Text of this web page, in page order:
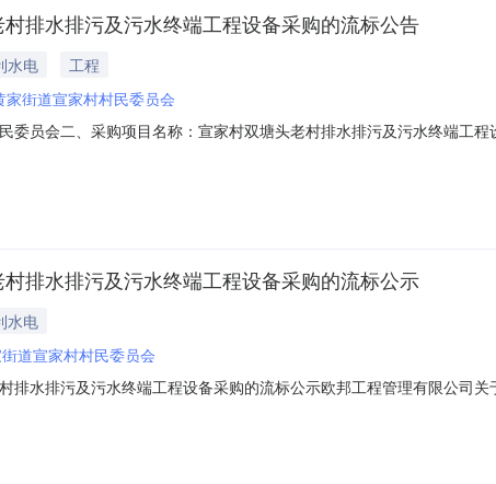
排水排污及污水终端工程设备采购的流标公告
水电
工程
家街道宣家村村民委员会
委员会二、采购项目名称：宣家村双塘头老村排水排污及污水终端
供应商认为该采购结果和采购过程等使自己的权益受到损害的，可以
排水排污及污水终端工程设备采购的流标公示
水电
道宣家村村民委员会
排水排污及污水终端工程设备采购的流标公示欧邦工程管理有限公司
、采购公告发布日期：2019-12-19七、废标理由：采购文件递交截止